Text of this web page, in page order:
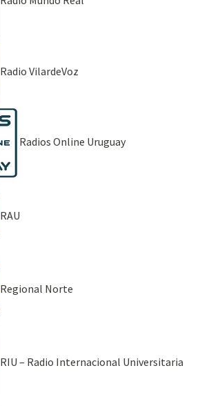
Radio VilardeVoz
Radios Online Uruguay
RAU
Regional Norte
RIU – Radio Internacional Universitaria